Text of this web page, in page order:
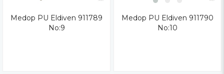
Medop PU Eldiven 911789
No:9
Medop PU Eldiven 911790
No:10